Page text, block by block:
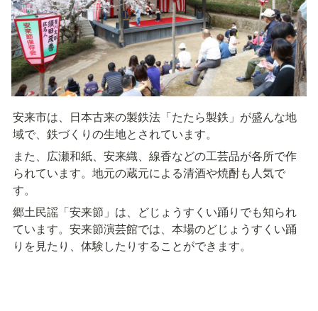
安来市は、日本古来の製鉄法「たたら製鉄」が盛んな地
域で、鉄づくりの生地とされています。
また、広瀬和紙、安来織、線香などの工芸品が各所で作
られています。地元の蔵元による清酒や焼酎も人気で
す。
郷土民謡「安来節」は、どじょうすくい踊りでも知られ
ています。安来節演芸館では、本場のどじょうすくい踊
りを見たり、体験したりすることができます。